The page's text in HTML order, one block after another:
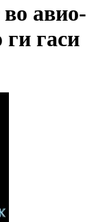
авио-
ги гаси